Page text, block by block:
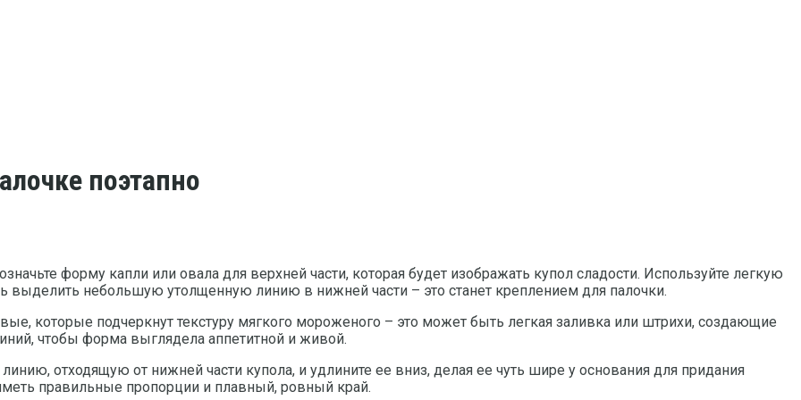
поэтапно
форму капли или овала для верхней части, которая будет изображать купол сладости. Используйте легкую
выделить небольшую утолщенную линию в нижней части – это станет креплением для палочки.
которые подчеркнут текстуру мягкого мороженого – это может быть легкая заливка или штрихи, создающие
чтобы форма выглядела аппетитной и живой.
отходящую от нижней части купола, и удлините ее вниз, делая ее чуть шире у основания для придания
правильные пропорции и плавный, ровный край.